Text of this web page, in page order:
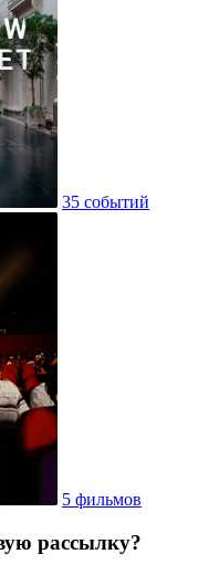
35 событий
5 фильмов
рассылку?